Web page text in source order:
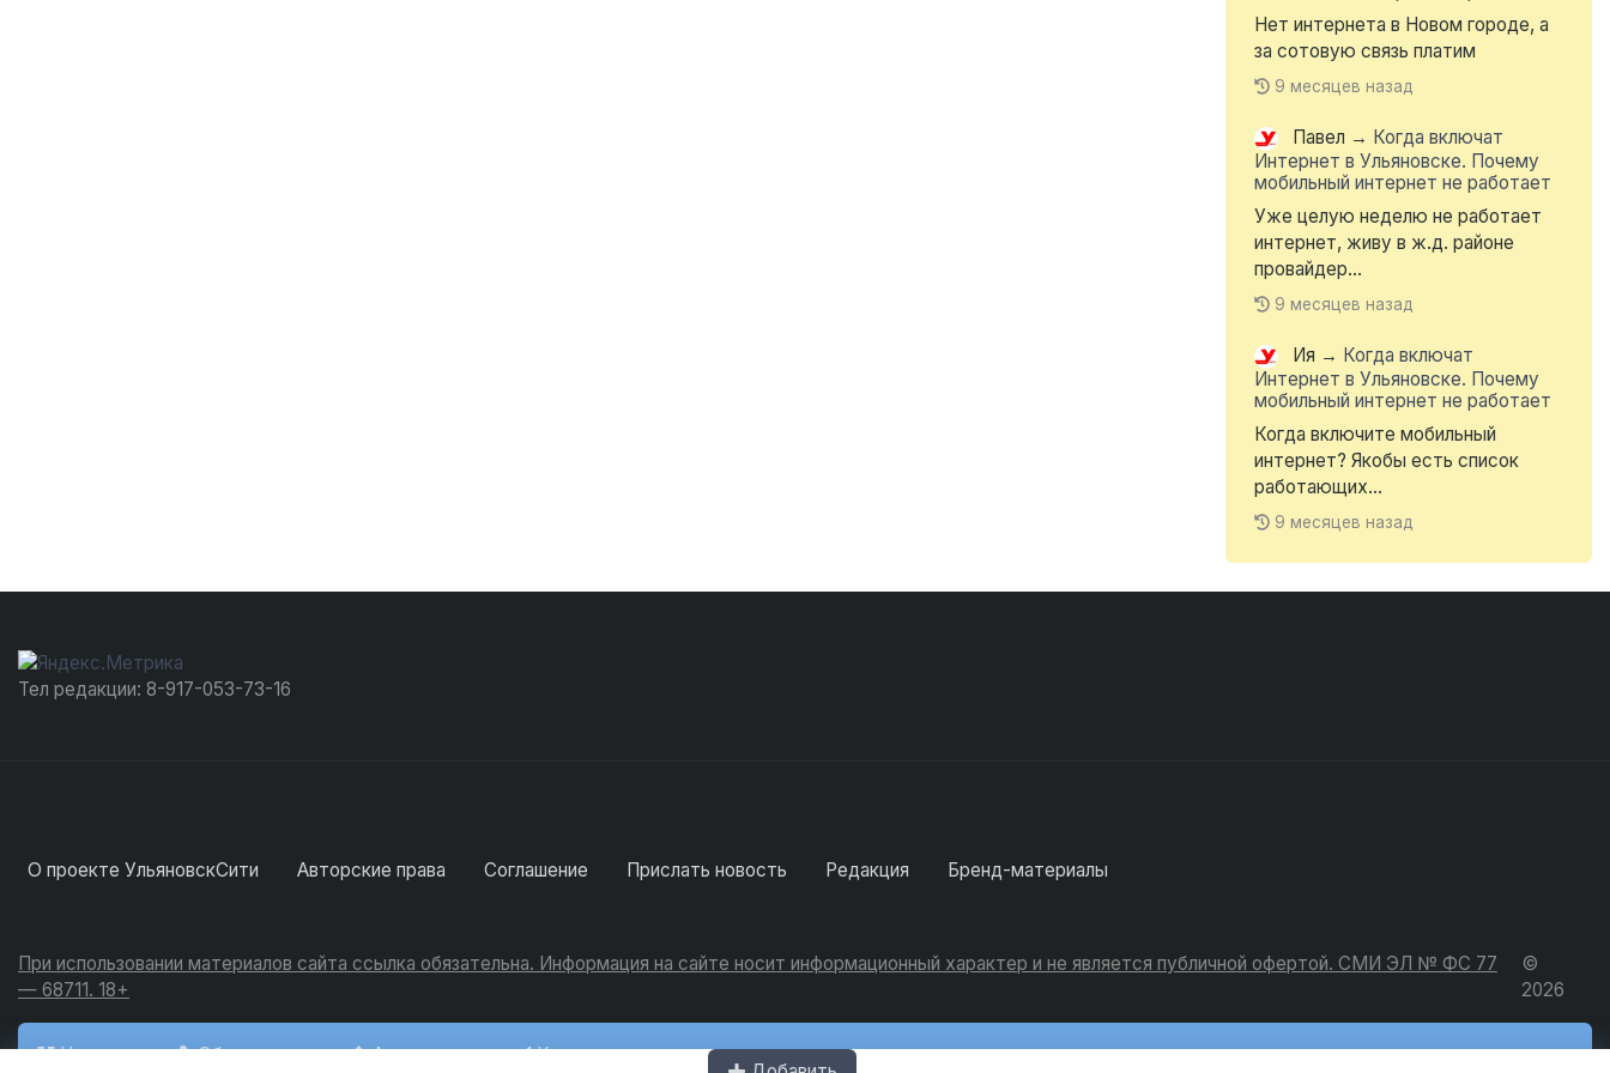
Нет интернета в Новом городе, а
за сотовую связь платим
9 месяцев назад
Павел → Когда включат
Интернет в Ульяновске. Почему
мобильный интернет не работает
Уже целую неделю не работает
интернет, живу в ж.д. районе
провайдер...
9 месяцев назад
Ия → Когда включат
Интернет в Ульяновске. Почему
мобильный интернет не работает
Когда включите мобильный
интернет? Якобы есть список
работающих...
9 месяцев назад
Тел редакции: 8-917-053-73-16
О проекте УльяновскСити Авторские права Соглашение Прислать новость Редакция Бренд-материалы
При использовании материалов сайта ссылка обязательна. Информация на сайте носит информационный характер и не является публичной офертой. СМИ ЭЛ № ФС 77
— 68711. 18+
©
2026
Новости Обсуждения Активность Консультации